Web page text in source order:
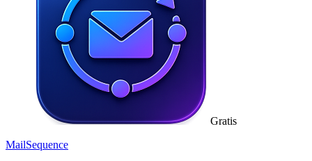
Gratis
MailSequence